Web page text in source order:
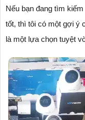
Nếu bạn đang tìm
tốt, thì tôi có một gợi ý
là một lựa chọn tuyệt